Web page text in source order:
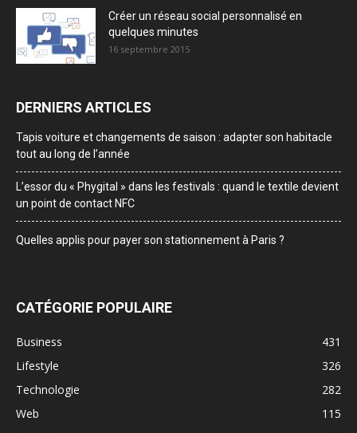
Créer un réseau social personnalisé en
quelques minutes
16 septembre 2015
DERNIERS ARTICLES
Tapis voiture et changements de saison : adapter son habitacle
tout au long de l’année
L’essor du « Phygital » dans les festivals : quand le textile devient
un point de contact NFC
Quelles applis pour payer son stationnement à Paris ?
CATÉGORIE POPULAIRE
Business
431
Lifestyle
326
Technologie
282
Web
115